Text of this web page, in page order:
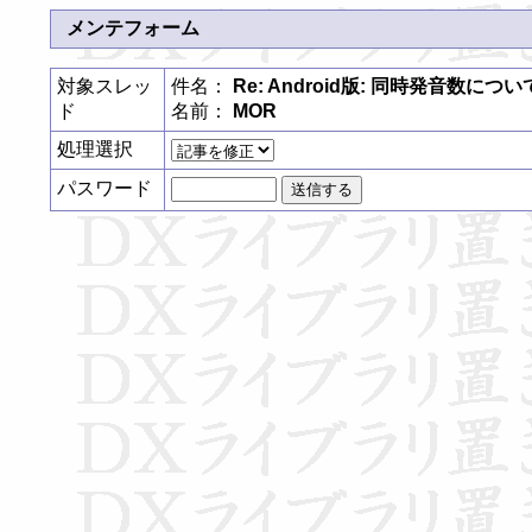
メンテフォーム
対象スレッ
ド
件名：
Re: Android版: 同時発音数につい
名前：
MOR
処理選択
パスワード